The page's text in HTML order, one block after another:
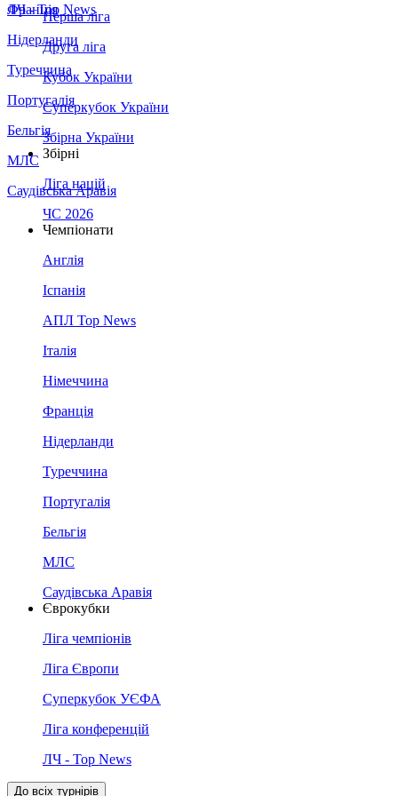
Франція
Нідерланди
Туреччина
Португалія
Бельгія
МЛС
Саудівська Аравія
ЛЧ - Top News
Перша ліга
Друга ліга
Кубок України
Суперкубок України
Збірна України
Збірні
Ліга націй
ЧС 2026
Чемпіонати
Англія
Іспанія
АПЛ Top News
Італія
Німеччина
Франція
Нідерланди
Туреччина
Португалія
Бельгія
МЛС
Саудівська Аравія
Єврокубки
Ліга чемпіонів
Ліга Європи
Суперкубок УЄФА
Ліга конференцій
ЛЧ - Top News
До всіх турнірів